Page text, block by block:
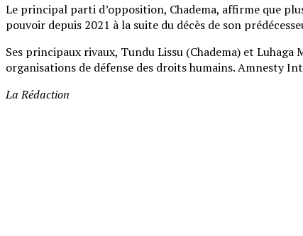
Le principal parti d’opposition, Chadema, affirme que
pouvoir depuis 2021 à la suite du décès de son
Ses principaux rivaux, Tundu Lissu (Chadema) et
organisations de défense des droits humains. Amnesty
La Rédaction